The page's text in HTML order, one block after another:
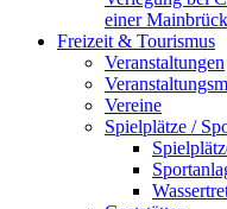
einer
Freizeit & Tourismus
Veranstaltungen
Vereine
Spielplätze /